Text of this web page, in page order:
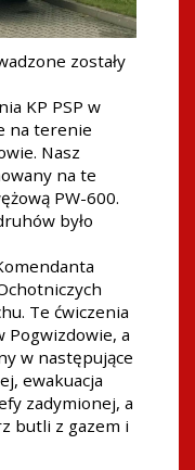
zostały
KP PSP w
na terenie
Nasz
na te
PW-600.
było
Te ćwiczenia
Pogwizdowie, a
w następujące
ewakuacja
zadymionej, a
butli z gazem i